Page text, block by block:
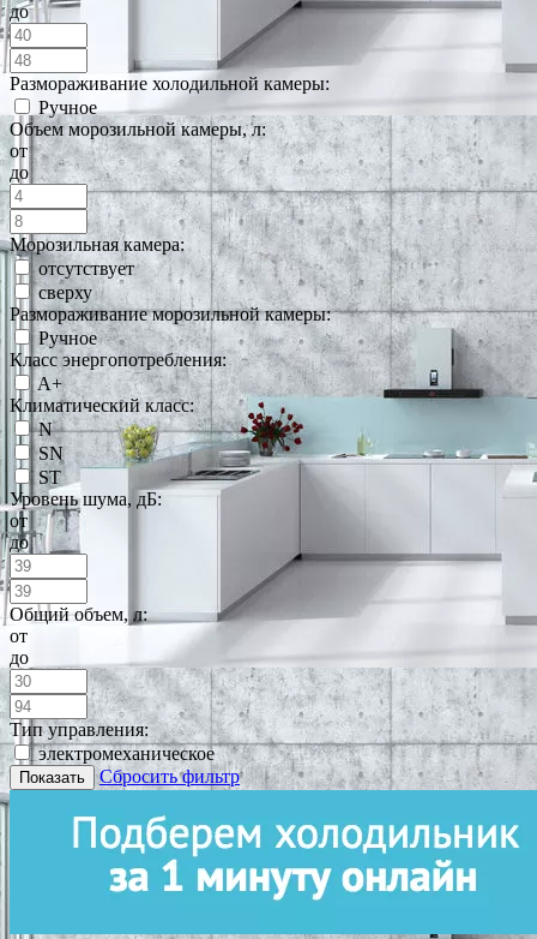
до
Размораживание холодильной камеры:
Ручное
Объем морозильной камеры, л:
от
до
Морозильная камера:
отсутствует
сверху
Размораживание морозильной камеры:
Ручное
Класс энергопотребления:
A+
Климатический класс:
N
SN
ST
Уровень шума, дБ:
от
до
Общий объем, л:
от
до
Тип управления:
электромеханическое
Показать Сбросить фильтр